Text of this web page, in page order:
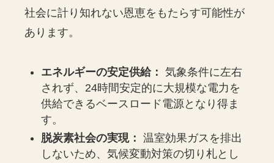
社会に計り知れない恩恵をもたらす可能性が
あります。
エネルギーの安定供給： 気象条件に左右
されず、24時間安定的に大規模な電力を
供給できるベースロード電源となり得ま
す。
脱炭素社会の実現： 温室効果ガスを排出
しないため、気候変動対策の切り札とし